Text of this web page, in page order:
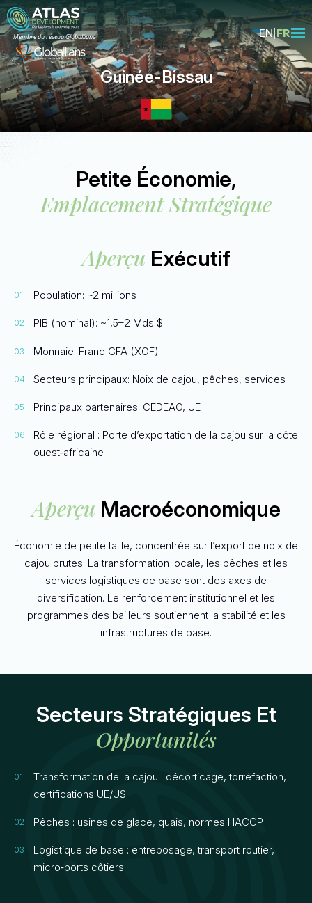
Membre du réseau Globallians EN FR
Guinée-Bissau
Petite Économie,
Emplacement Stratégique
Aperçu Exécutif
Population: ~2 millions
PIB (nominal): ~1,5–2 Mds $
Monnaie: Franc CFA (XOF)
Secteurs principaux: Noix de cajou, pêches, services
Principaux partenaires: CEDEAO, UE
Rôle régional : Porte d’exportation de la cajou sur la côte
ouest‑africaine
Aperçu Macroéconomique
Économie de petite taille, concentrée sur l’export de noix de
cajou brutes. La transformation locale, les pêches et les
services logistiques de base sont des axes de
diversification. Le renforcement institutionnel et les
programmes des bailleurs soutiennent la stabilité et les
infrastructures de base.
Secteurs Stratégiques Et
Opportunités
Transformation de la cajou : décorticage, torréfaction,
certifications UE/US
Pêches : usines de glace, quais, normes HACCP
Logistique de base : entreposage, transport routier,
micro‑ports côtiers